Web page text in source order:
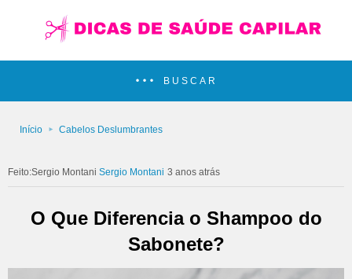
BUSCAR
Início Cabelos Deslumbrantes
Sergio Montani 3 anos atrás
O Que Diferencia o Shampoo do
Sabonete?